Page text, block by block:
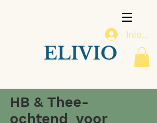
Inloggen
HB & Thee-
ochtend voor